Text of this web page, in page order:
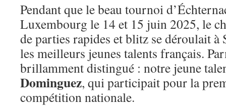
Pendant que le beau tournoi
Luxembourg le 14 et 15 juin 2025, le
de parties rapides et blitz se déroulait
les meilleurs jeunes talents français.
brillamment distingué : notre jeune
Dominguez, qui participait pour la
compétition nationale.